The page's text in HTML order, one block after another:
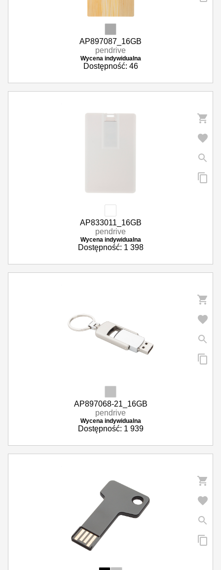
AP897087_16GB
pendrive
Wycena indywidualna
Dostępność: 46
AP833011_16GB
pendrive
Wycena indywidualna
Dostępność: 1 398
AP897068-21_16GB
pendrive
Wycena indywidualna
Dostępność: 1 939